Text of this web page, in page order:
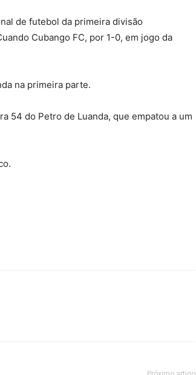
de futebol da primeira divisão
Cubango FC, por 1-0, em jogo da
na primeira parte.
54 do Petro de Luanda, que empatou a um